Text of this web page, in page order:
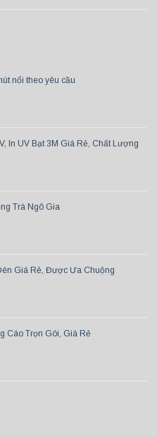
nổi theo yêu cầu
In UV Bạt 3M Giá Rẻ, Chất Lượng
Trà Ngô Gia
Giá Rẻ, Được Ưa Chuộng
Cáo Trọn Gói, Giá Rẻ